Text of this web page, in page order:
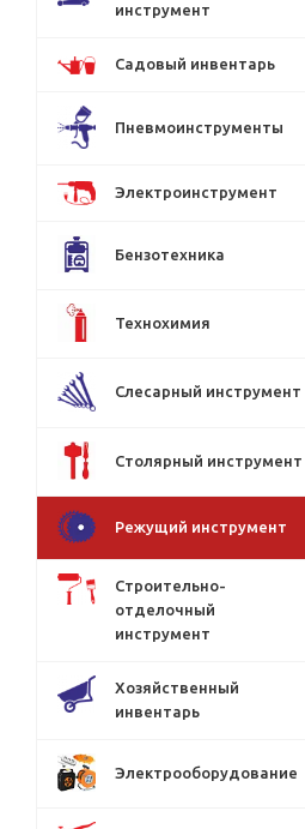
инструмент
Садовый инвентарь
Пневмоинструменты
Электроинструмент
Бензотехника
Технохимия
Слесарный инструмент
Столярный инструмент
Режущий инструмент
Строительно-
отделочный
инструмент
Хозяйственный
инвентарь
Электрооборудование